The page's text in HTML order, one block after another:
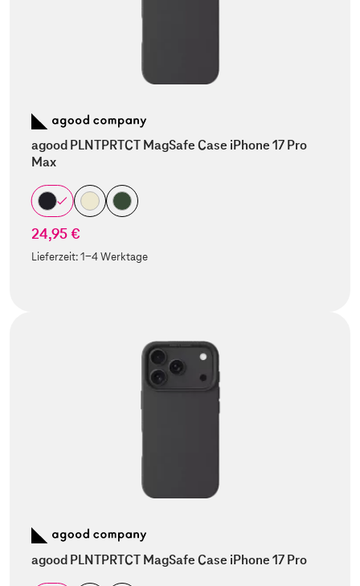
agood PLNTPRTCT MagSafe Case iPhone 17 Pro
Max
24,95 €
Lieferzeit:1-4 Werktage
agood PLNTPRTCT MagSafe Case iPhone 17 Pro